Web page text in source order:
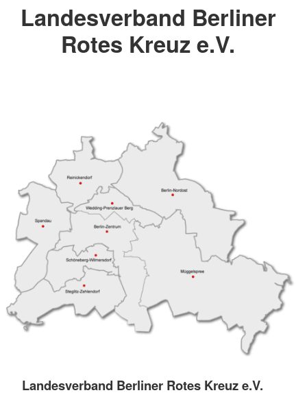
Landesverband Berliner
Rotes Kreuz e.V.
Landesverband Berliner Rotes Kreuz e.V.